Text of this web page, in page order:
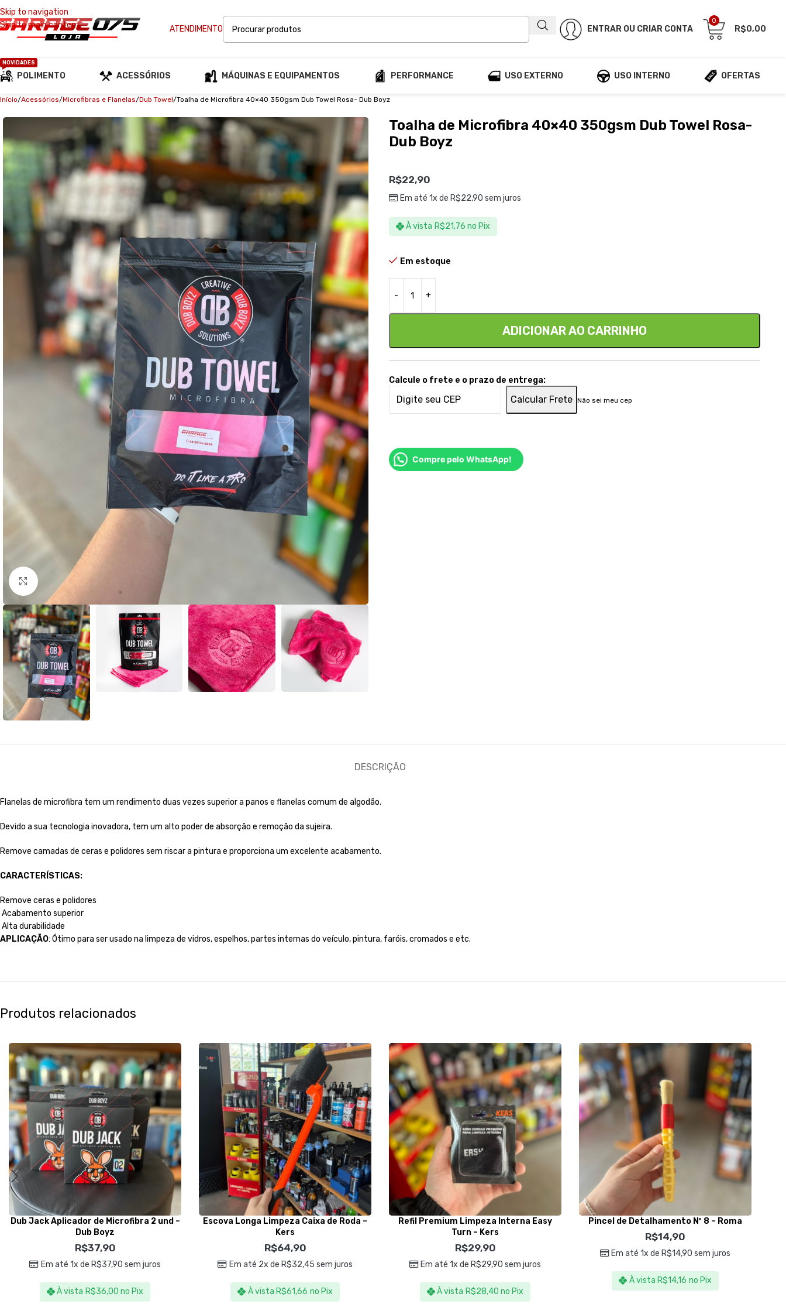
Skip to navigation
Skip to main content
ATENDIMENTO ENTRAR OU CRIAR CONTA
0
R$0,00
POLIMENTO
NOVIDADES
ACESSÓRIOS MÁQUINAS E EQUIPAMENTOS PERFORMANCE USO EXTERNO USO INTERNO OFERTAS
Início Acessórios Microfibras e Flanelas Dub Towel Toalha de Microfibra 40×40 350gsm Dub Towel Rosa- Dub Boyz
Clique para ampliar
Toalha de Microfibra 40×40 350gsm Dub Towel Rosa-
Dub Boyz
R$22,90
Em até 1x de R$22,90 sem juros
À vista R$21,76 no Pix
Em estoque
ADICIONAR AO CARRINHO
Calcule o frete e o prazo de entrega:
Calcular Frete Não sei meu cep
Compre pelo WhatsApp!
DESCRIÇÃO
Flanelas de microfibra tem um rendimento duas vezes superior a panos e flanelas comum de algodão.
Devido a sua tecnologia inovadora, tem um alto poder de absorção e remoção da sujeira.
Remove camadas de ceras e polidores sem riscar a pintura e proporciona um excelente acabamento.
CARACTERÍSTICAS:
Remove ceras e polidores
Acabamento superior
Alta durabilidade
APLICAÇÃO: Ótimo para ser usado na limpeza de vidros, espelhos, partes internas do veículo, pintura, faróis, cromados e etc.
Produtos relacionados
Dub Jack Aplicador de Microfibra 2 und –
Dub Boyz
R$37,90
Em até 1x de R$37,90 sem juros
À vista R$36,00 no Pix
Escova Longa Limpeza Caixa de Roda –
Kers
R$64,90
Em até 2x de R$32,45 sem juros
À vista R$61,66 no Pix
Refil Premium Limpeza Interna Easy
Turn – Kers
R$29,90
Em até 1x de R$29,90 sem juros
À vista R$28,40 no Pix
Pincel de Detalhamento Nº 8 – Roma
R$14,90
Em até 1x de R$14,90 sem juros
À vista R$14,16 no Pix